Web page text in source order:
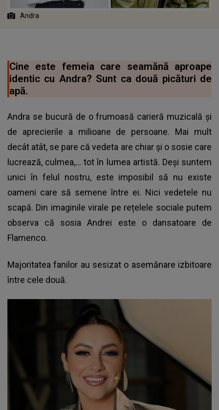
Andra
Cine este femeia care seamănă aproape
identic cu Andra? Sunt ca două picături de
apă.
Andra se bucură de o frumoasă carieră muzicală și
de aprecierile a milioane de persoane. Mai mult
decât atât, se pare că vedeta are chiar şi o sosie care
lucrează, culmea,… tot în lumea artistă. Deşi suntem
unici în felul nostru, este imposibil să nu existe
oameni care să semene între ei. Nici vedetele nu
scapă. Din imaginile virale pe rețelele sociale putem
observa că sosia Andrei este o dansatoare de
Flamenco.
Majoritatea fanilor au sesizat o asemănare izbitoare
între cele două.